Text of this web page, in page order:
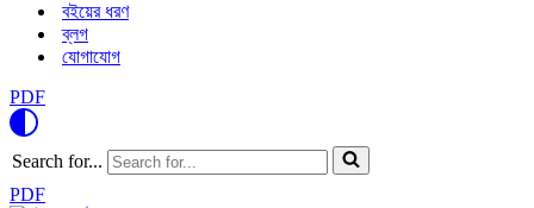
বইয়ের ধরণ
ব্লগ
যোগাযোগ
PDF
Search for...
PDF